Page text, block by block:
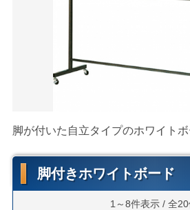
脚が付いた自立タイプのホワイトボ
脚付きホワイトボード
1～8件表示 / 全